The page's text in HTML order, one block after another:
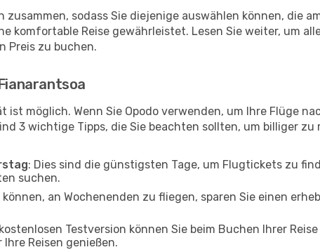
sodass Sie diejenige auswählen können, die
komfortable Reise gewährleistet. Lesen Sie weiter, um
Preis zu buchen.
möglich. Wenn Sie Opodo verwenden, um Ihre Flüge
3 wichtige Tipps, die Sie beachten sollten, um billiger zu
: Dies sind die günstigsten Tage, um Flugtickets zu
suchen.
können, an Wochenenden zu fliegen, sparen Sie einen
Testversion können Sie beim Buchen Ihrer Reise
Reisen genießen.